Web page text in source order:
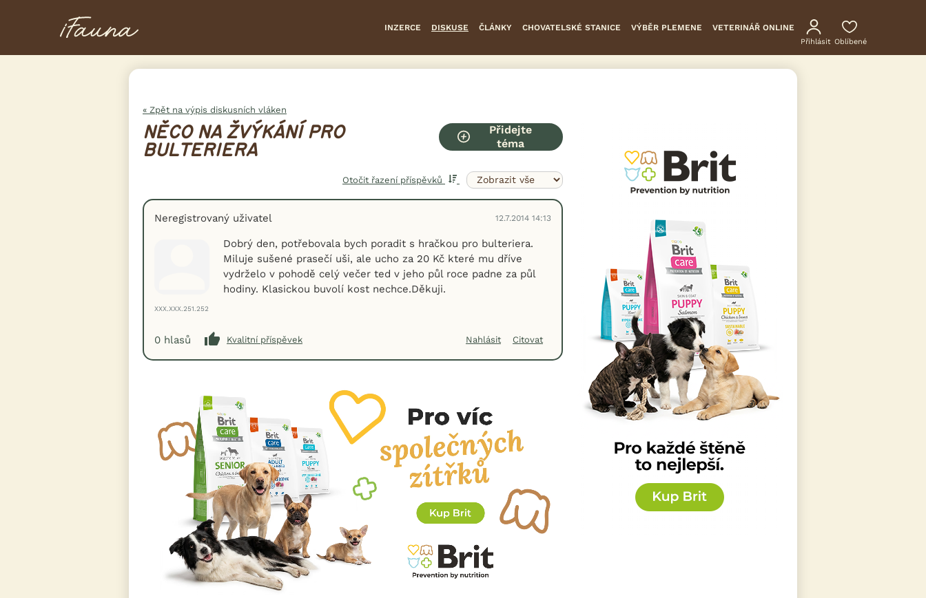
INZERCE DISKUSE ČLÁNKY CHOVATELSKÉ STANICE VÝBĚR PLEMENE VETERINÁŘ ONLINE
Přihlásit Oblíbené
« Zpět na výpis diskusních vláken
NĚCO NA ŽVÝKÁNÍ PRO
BULTERIERA
Přidejte
téma
Otočit řazení příspěvků
Neregistrovaný uživatel 12.7.2014 14:13
XXX.XXX.251.252
Dobrý den, potřebovala bych poradit s hračkou pro bulteriera.
Miluje sušené prasečí uši, ale ucho za 20 Kč které mu dříve
vydrželo v pohodě celý večer ted v jeho půl roce padne za půl
hodiny. Klasickou buvolí kost nechce.Děkuji.
0 hlasů Kvalitní příspěvek Nahlásit Citovat